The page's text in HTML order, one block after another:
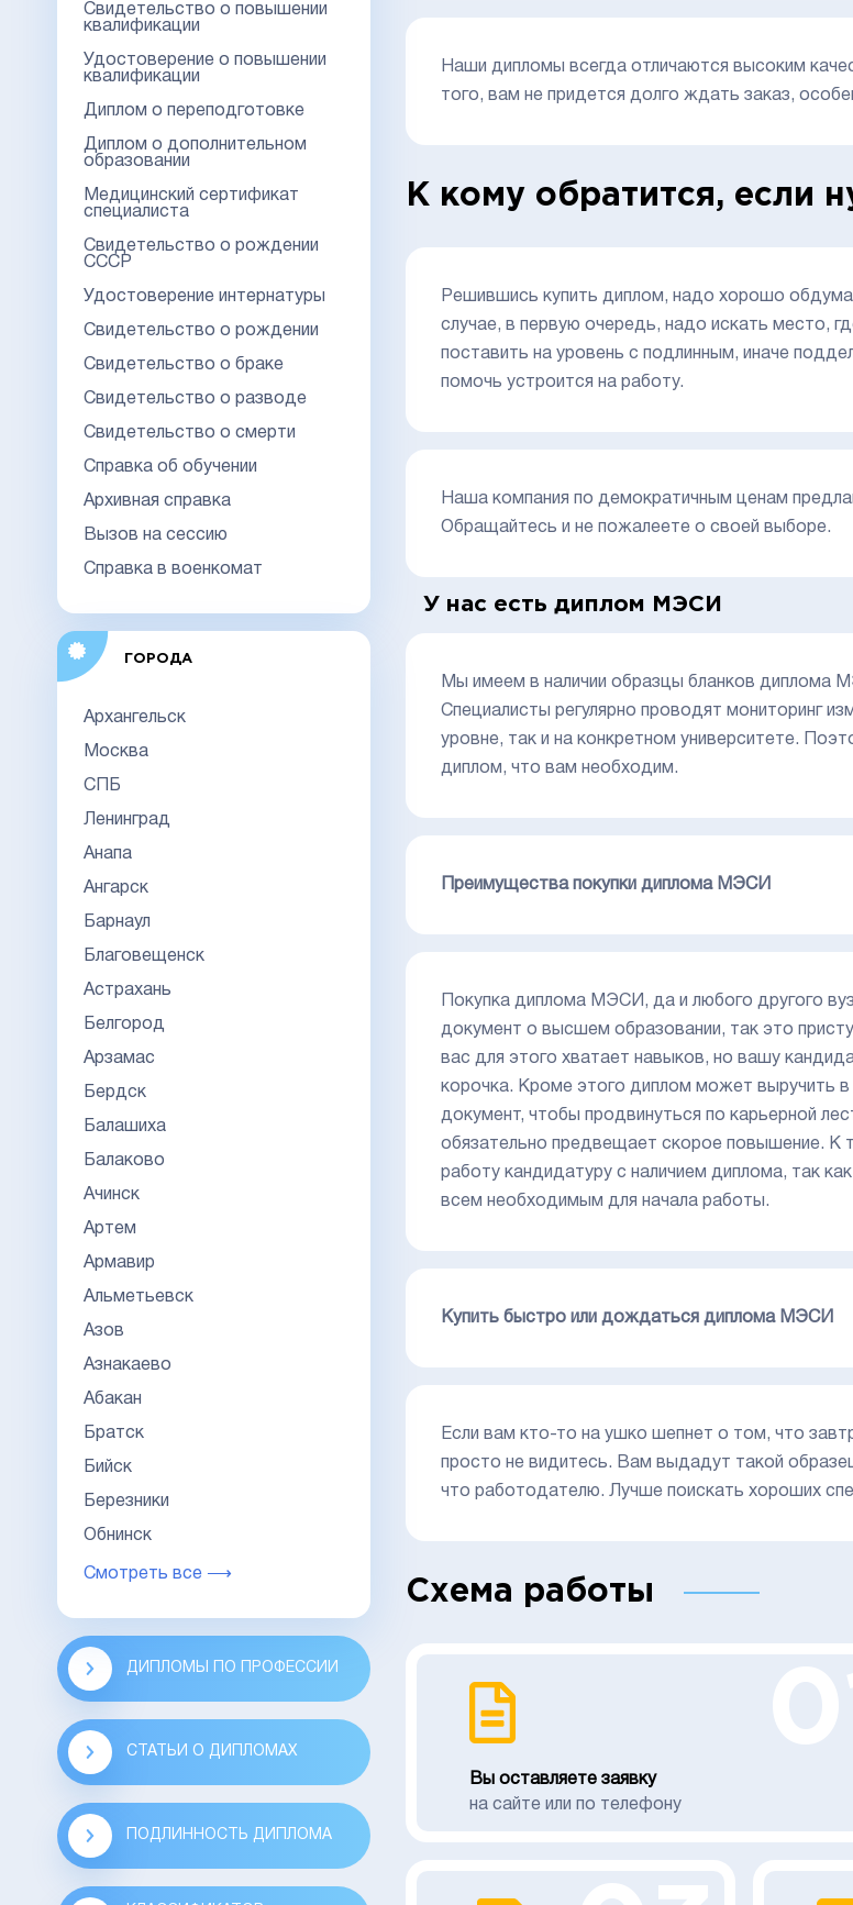
Свидетельство о повышении
квалификации
Удостоверение о повышении
квалификации
Диплом о переподготовке
Диплом о дополнительном
образовании
Медицинский сертификат
специалиста
Свидетельство о рождении
СССР
Удостоверение интернатуры
Свидетельство о рождении
Свидетельство о браке
Свидетельство о разводе
Свидетельство о смерти
Справка об обучении
Архивная справка
Вызов на сессию
Справка в военкомат
ГОРОДА
Архангельск
Москва
СПБ
Ленинград
Анапа
Ангарск
Барнаул
Благовещенск
Астрахань
Белгород
Арзамас
Бердск
Балашиха
Балаково
Ачинск
Артем
Армавир
Альметьевск
Азов
Азнакаево
Абакан
Братск
Бийск
Березники
Обнинск
Смотреть все ⟶
ДИПЛОМЫ ПО ПРОФЕССИИ
СТАТЬИ О ДИПЛОМАХ
ПОДЛИННОСТЬ ДИПЛОМА
Наши дипломы всегда отличаются высоким
того, вам не придется долго ждать заказ,
К кому обратится, если
Решившись купить диплом, надо хорошо
случае, в первую очередь, надо искать место,
поставить на уровень с подлинным, иначе
помочь устроится на работу.
Наша компания по демократичным ценам
Обращайтесь и не пожалеете о своей выборе.
У нас есть диплом МЭСИ
Мы имеем в наличии образцы бланков диплома
Специалисты регулярно проводят мониторинг
уровне, так и на конкретном университете.
диплом, что вам необходим.
Преимущества покупки диплома МЭСИ
Покупка диплома МЭСИ, да и любого другого
документ о высшем образовании, так это
вас для этого хватает навыков, но вашу
корочка. Кроме этого диплом может выручить в
документ, чтобы продвинуться по карьерной
обязательно предвещает скорое повышение. К
работу кандидатуру с наличием диплома, так
всем необходимым для начала работы.
Купить быстро или дождаться диплома МЭСИ
Если вам кто-то на ушко шепнет о том, что
просто не видитесь. Вам выдадут такой
что работодателю. Лучше поискать хороших
Схема работы
Вы оставляете заявку
на сайте или по телефону